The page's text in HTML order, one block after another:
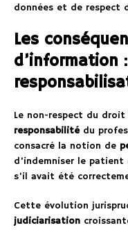
données et de respect
Les
d’information
Le non-respect du
responsabilitédu
consacré la notion de
d’indemniser le
s’il avait été
Cette évolution
judiciarisation